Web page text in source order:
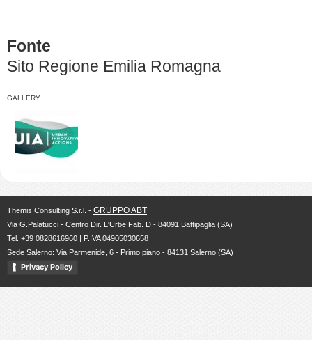
Fonte
Sito Regione Emilia Romagna
GALLERY
Themis Consulting S.r.l. - GRUPPO ABT
Via G.Palatucci - Centro Dir. L'Urbe Fab. D - 84091 Battipaglia (SA)
Tel. +39 0828616960 | P.IVA 04905030658
Sede Salerno: Via Parmenide, 6 - Primo piano - 84131 Salerno (SA)
Privacy Policy